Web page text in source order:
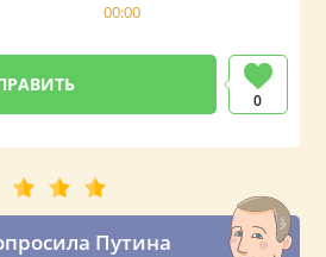
00:00
0
Путина